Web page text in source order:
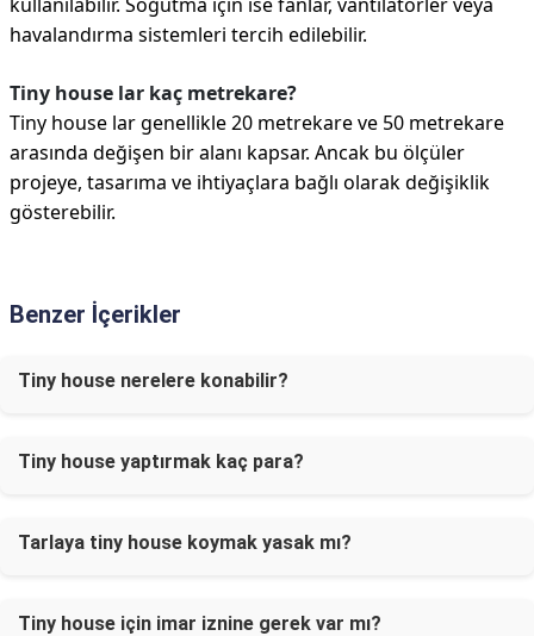
havalandırma sistemleri tercih edilebilir.
Tiny house lar kaç metrekare?
Tiny house lar genellikle 20 metrekare ve 50 metrekare
arasında değişen bir alanı kapsar. Ancak bu ölçüler
projeye, tasarıma ve ihtiyaçlara bağlı olarak değişiklik
gösterebilir.
Benzer İçerikler
Tiny house nerelere konabilir?
Tiny house yaptırmak kaç para?
Tarlaya tiny house koymak yasak mı?
Tiny house için imar iznine gerek var mı?